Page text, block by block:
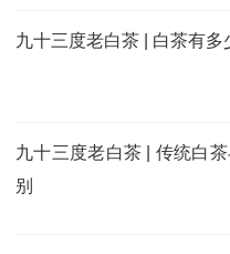
九十三度老白茶 | 白茶有
九十三度老白茶 | 传统白
别